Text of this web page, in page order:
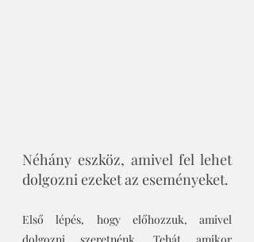
Néhány eszköz, amivel fel lehet
dolgozni ezeket az eseményeket.
Első lépés, hogy előhozzuk, amivel